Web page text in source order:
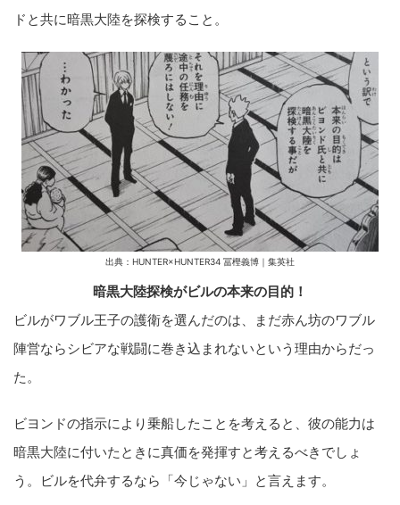
ドと共に暗黒大陸を探検すること。
出典：HUNTER×HUNTER34 冨樫義博｜集英社
暗黒大陸探検がビルの本来の目的！
ビルがワブル王子の護衛を選んだのは、まだ赤ん坊のワブル
陣営ならシビアな戦闘に巻き込まれないという理由からだっ
た。
ビヨンドの指示により乗船したことを考えると、彼の能力は
暗黒大陸に付いたときに真価を発揮すと考えるべきでしょ
う。ビルを代弁するなら「今じゃない」と言えます。